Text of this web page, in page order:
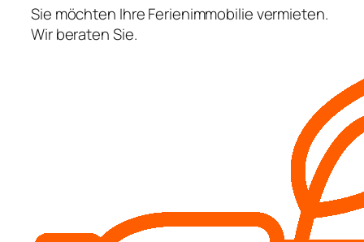
Sie möchten Ihre Ferienimmobilie vermieten.
Wir beraten Sie.